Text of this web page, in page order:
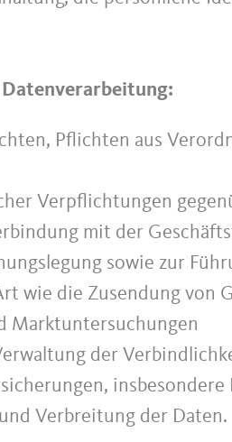
Datenverarbeitung:
Pflichten aus
Verpflichtungen
mit der
sowie zur
wie die Zusendung von
Marktuntersuchungen
der
Verbreitung der Daten.